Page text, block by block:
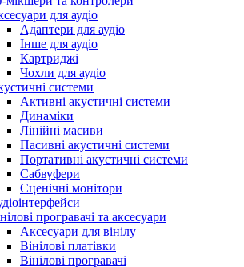
для аудіо
Адаптери для аудіо
Інше для аудіо
Картриджі
Чохли для аудіо
системи
Активні акустичні системи
Динаміки
Лінійні масиви
Пасивні акустичні системи
Портативні акустичні системи
Сабвуфери
Сценічні монітори
програвачі та аксесуари
Аксесуари для вінілу
Вінілові платівки
Вінілові програвачі